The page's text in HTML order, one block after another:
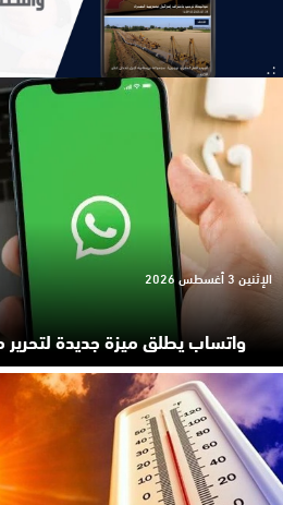
واتساب يطلق ميزة جديدة
الإثنين 3 أغسطس 2026